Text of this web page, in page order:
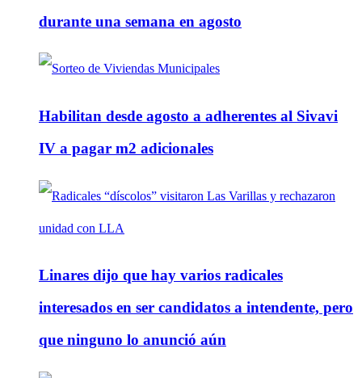
durante una semana en agosto
Habilitan desde agosto a adherentes al Sivavi
IV a pagar m2 adicionales
Linares dijo que hay varios radicales
interesados en ser candidatos a intendente, pero
que ninguno lo anunció aún